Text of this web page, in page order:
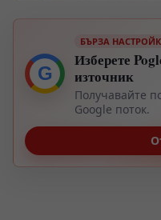
G
БЪРЗА
Изберете
източник
Получавайте
Google поток.